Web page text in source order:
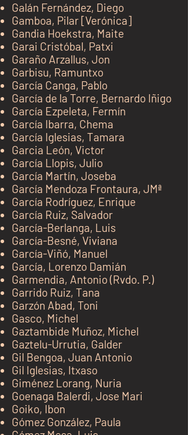
Galán Fernández, Diego
Gamboa, Pilar [Verónica]
Gandia Hoekstra, Maite
Garai Cristóbal, Patxi
Garaño Arzallus, Jon
Garbisu, Ramuntxo
García Canga, Pablo
García de la Torre, Bernardo Iñigo
García Ezpeleta, Fermín
García Ibarra, Chema
García Iglesias, Tamara
Garcia León, Victor
García Llopis, Julio
García Martín, Joseba
García Mendoza Frontaura, JMª
García Rodríguez, Enrique
García Ruiz, Salvador
García-Berlanga, Luis
García-Besné, Viviana
García-Viñó, Manuel
García, Lorenzo Damián
Garmendia, Antonio (Rvdo. P.)
Garrido Ruiz, Tana
Garzón Abad, Toni
Gasco, Michel
Gaztambide Muñoz, Michel
Gaztelu-Urrutia, Galder
Gil Bengoa, Juan Antonio
Gil Iglesias, Itxaso
Giménez Lorang, Nuria
Goenaga Balerdi, Jose Mari
Goiko, Ibon
Gómez González, Paula